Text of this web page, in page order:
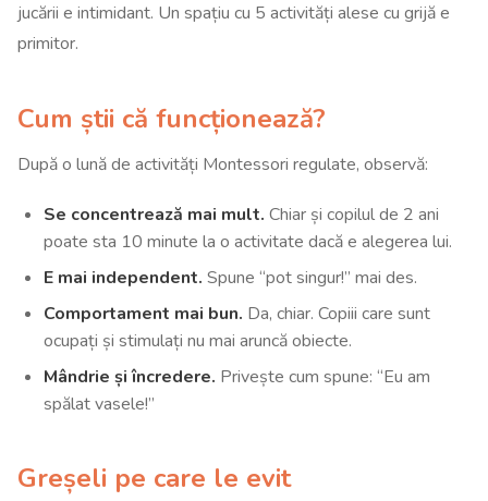
jucării e intimidant. Un spațiu cu 5 activități alese cu grijă e
primitor.
Cum știi că funcționează?
După o lună de activități Montessori regulate, observă:
Se concentrează mai mult. Chiar și copilul de 2 ani
poate sta 10 minute la o activitate dacă e alegerea lui.
E mai independent. Spune “pot singur!” mai des.
Comportament mai bun. Da, chiar. Copiii care sunt
ocupați și stimulați nu mai aruncă obiecte.
Mândrie și încredere. Privește cum spune: “Eu am
spălat vasele!”
Greșeli pe care le evit